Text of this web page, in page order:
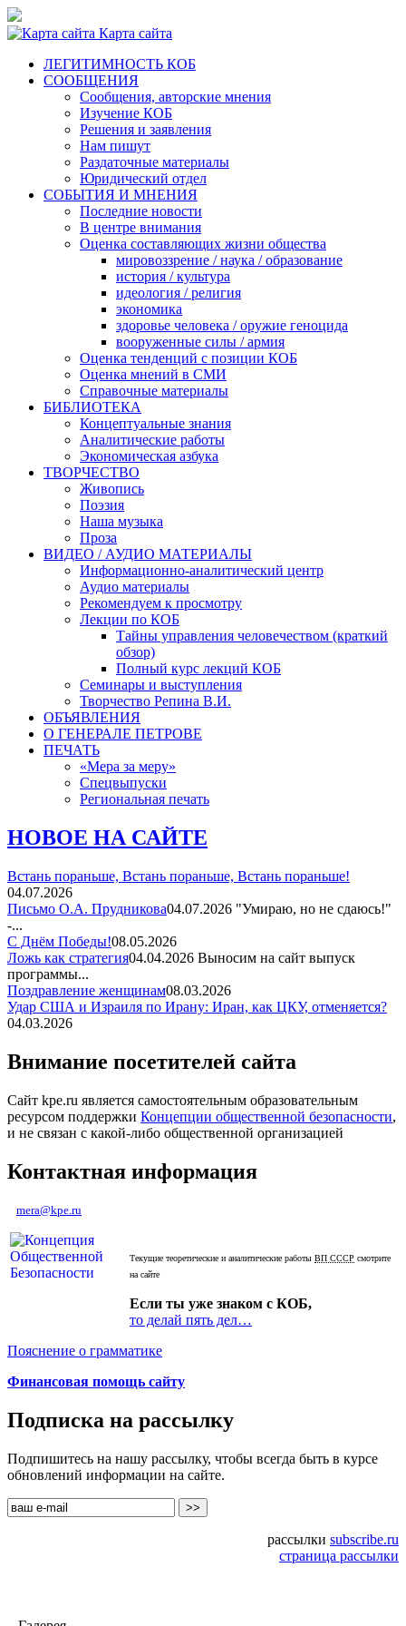
Карта сайта
ЛЕГИТИМНОСТЬ КОБ
СООБЩЕНИЯ
Сообщения, авторские мнения
Изучение КОБ
Решения и заявления
Нам пишут
Раздаточные материалы
Юридический отдел
СОБЫТИЯ И МНЕНИЯ
Последние новости
В центре внимания
Оценка составляющих жизни общества
мировоззрение / наука / образование
история / культура
идеология / религия
экономика
здоровье человека / оружие геноцида
вооруженные силы / армия
Оценка тенденций с позиции КОБ
Оценка мнений в СМИ
Справочные материалы
БИБЛИОТЕКА
Концептуальные знания
Аналитические работы
Экономическая азбука
ТВОРЧЕСТВО
Живопись
Поэзия
Наша музыка
Проза
ВИДЕО / АУДИО МАТЕРИАЛЫ
Информационно-аналитический центр
Аудио материалы
Рекомендуем к просмотру
Лекции по КОБ
Тайны управления человечеством (краткий
обзор)
Полный курс лекций КОБ
Семинары и выступления
Творчество Репина В.И.
ОБЪЯВЛЕНИЯ
О ГЕНЕРАЛЕ ПЕТРОВЕ
ПЕЧАТЬ
«Мера за меру»
Спецвыпуски
Региональная печать
НОВОЕ НА САЙТЕ
Встань пораньше, Встань пораньше, Встань пораньше!
04.07.2026
Письмо О.А. Прудникова04.07.2026 "Умираю, но не сдаюсь!"
-...
С Днём Победы!08.05.2026
Ложь как стратегия04.04.2026 Выносим на сайт выпуск
программы...
Поздравление женщинам08.03.2026
Удар США и Израиля по Ирану: Иран, как ЦКУ, отменяется?
04.03.2026
Внимание посетителей сайта
Сайт kpe.ru является самостоятельным образовательным
ресурсом поддержки Концепции общественной безопасности,
и не связан с какой-либо общественной организацией
Контактная информация
mera@kpe.ru
Текущие теоретические и аналитические работы ВП СССР смотрите
на сайте
Если ты уже знаком с КОБ,
то делай пять дел…
Пояснение о грамматике
Финансовая помощь сайту
Подписка на рассылку
Подпишитесь на нашу рассылку, чтобы всегда быть в курсе
обновлений информации на сайте.
рассылки subscribe.ru
страница рассылки